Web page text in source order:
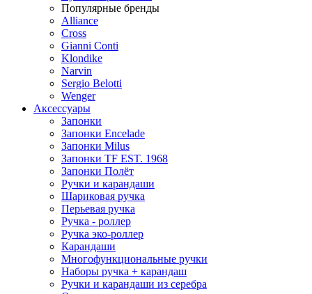
Популярные бренды
Alliance
Cross
Gianni Conti
Klondike
Narvin
Sergio Belotti
Wenger
Аксессуары
Запонки
Запонки Encelade
Запонки Milus
Запонки TF EST. 1968
Запонки Полёт
Ручки и карандаши
Шариковая ручка
Перьевая ручка
Ручка - роллер
Ручка эко-роллер
Карандаши
Многофункциональные ручки
Наборы ручка + карандаш
Ручки и карандаши из серебра